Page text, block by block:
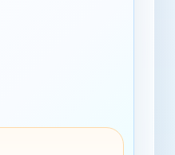
าน )
)